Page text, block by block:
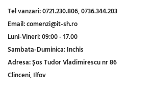
Tel vanzari:0721.230.806,0736.344.203
Email:comenzi@it-sh.ro
Luni-Vineri:09:00 - 17.00
Sambata-Duminica:Inchis
Adresa:Șos Tudor Vladimirescu nr 86
Clinceni, Ilfov